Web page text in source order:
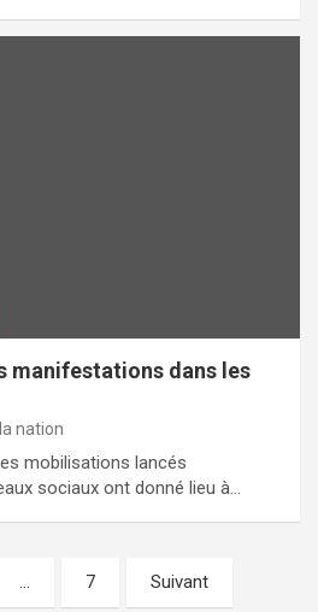
manifestations dans les
la nation
mobilisations lancés
sociaux ont donné lieu à…
… 7 Suivant